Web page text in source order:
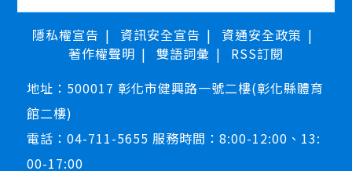
隱私權宣告 資訊安全宣告
資通安全政策
著作權聲明
雙語詞彙
RSS訂閱
地址：500017 彰化市健興路一號二樓(彰化縣體育
館二樓)
電話：04-711-5655 服務時間：8:00-12:00、13:
00-17:00